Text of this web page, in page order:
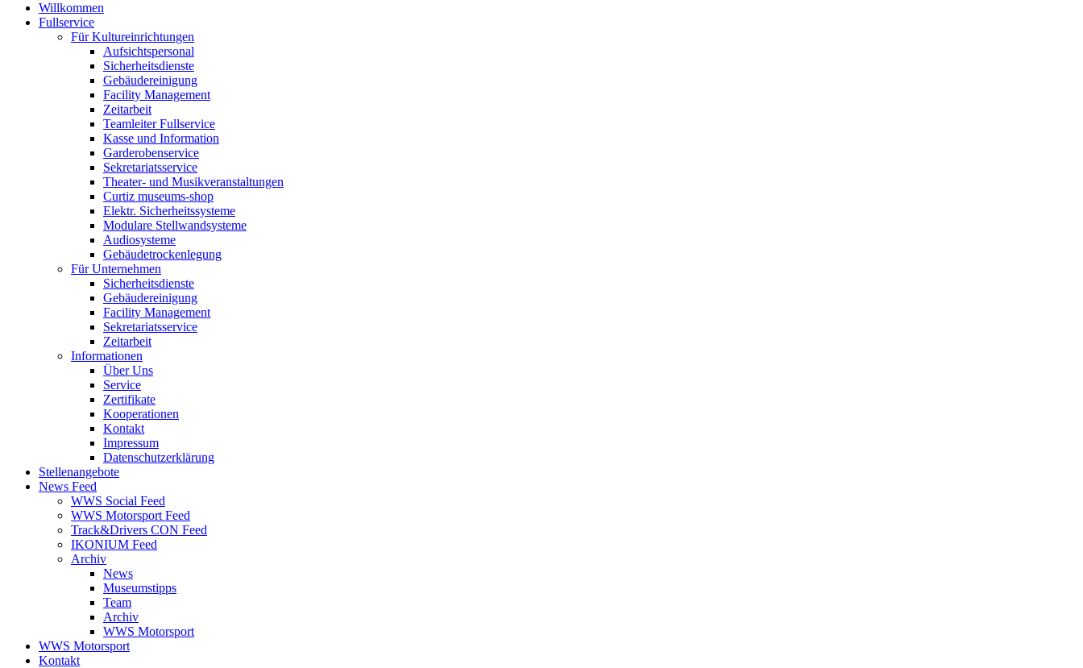
Willkommen
Fullservice
Für Kultureinrichtungen
Aufsichtspersonal
Sicherheitsdienste
Gebäudereinigung
Facility Management
Zeitarbeit
Teamleiter Fullservice
Kasse und Information
Garderobenservice
Sekretariatsservice
Theater- und Musikveranstaltungen
Curtiz museums-shop
Elektr. Sicherheitssysteme
Modulare Stellwandsysteme
Audiosysteme
Gebäudetrockenlegung
Für Unternehmen
Sicherheitsdienste
Gebäudereinigung
Facility Management
Sekretariatsservice
Zeitarbeit
Informationen
Über Uns
Service
Zertifikate
Kooperationen
Kontakt
Impressum
Datenschutzerklärung
Stellenangebote
News Feed
WWS Social Feed
WWS Motorsport Feed
Track&Drivers CON Feed
IKONIUM Feed
Archiv
News
Museumstipps
Team
Archiv
WWS Motorsport
WWS Motorsport
Kontakt